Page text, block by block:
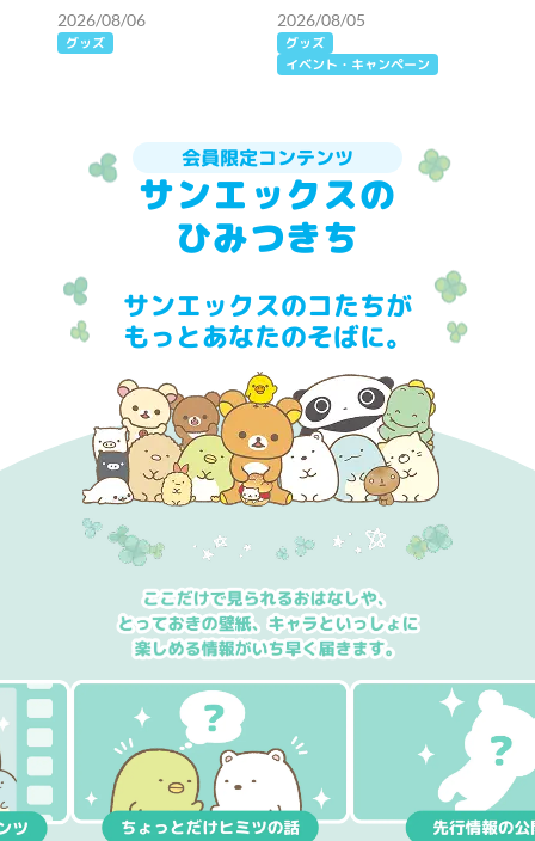
2026/08/06
グッズ
ート♪
2026/08/05
グッズ
イベント・キャンペーン
会員限定コンテンツ
サンエックスの
ひみつきち
サンエックスのコたちが
もっとあなたのそばに。